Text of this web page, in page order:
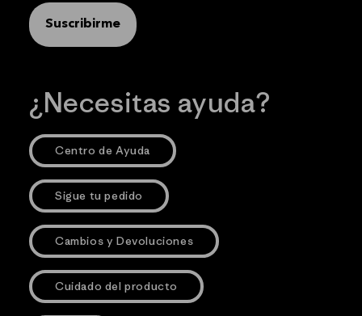
Suscribirme
¿Necesitas ayuda?
Centro de Ayuda
Sigue tu pedido
Cambios y Devoluciones
Cuidado del producto